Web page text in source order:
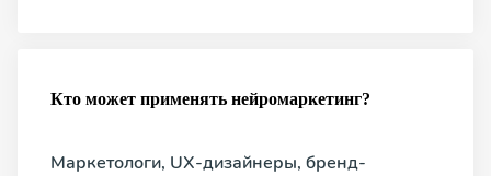
Кто может применять нейромаркетинг?
Маркетологи, UX-дизайнеры, бренд-